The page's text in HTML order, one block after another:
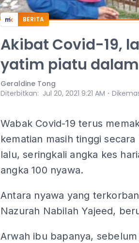
BERITA
Akibat Covid-19,
yatim piatu
Geraldine Tong
Diterbitkan: Jul 20, 2021 9:21 AM ⋅
Wabak Covid-19 terus
kematian masih tinggi
lalu, seringkali angka kes
angka 100 nyawa.
Antara nyawa yang
Nazurah Nabilah Yajeed,
Arwah ibu bapanya,